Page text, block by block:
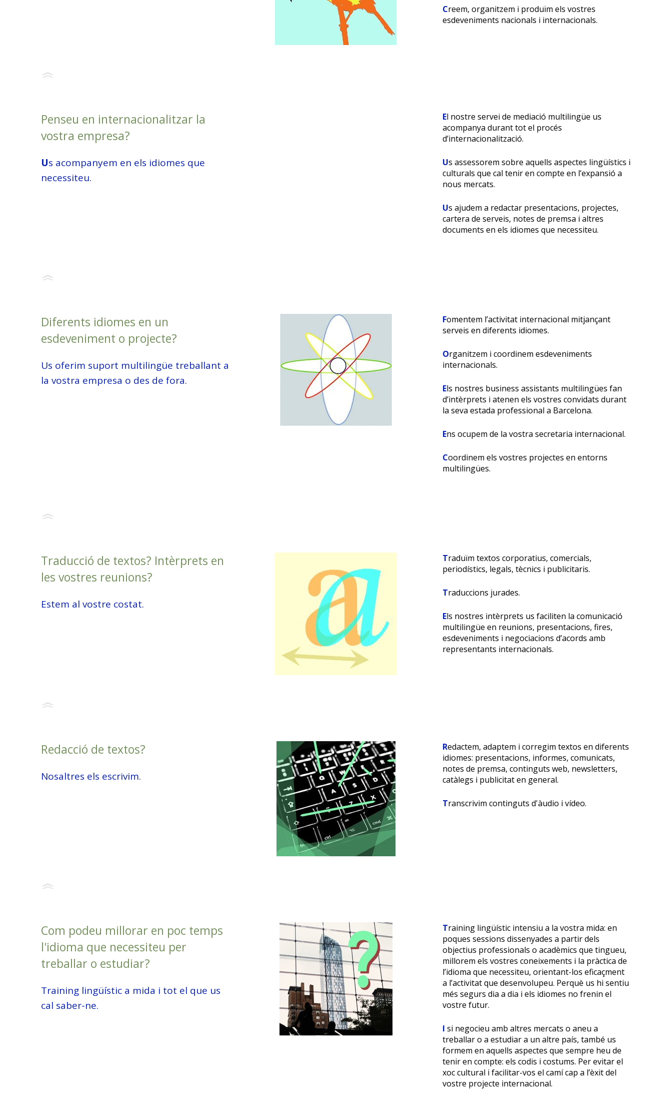
Creem, organitzem i produïm els vostres
esdeveniments nacionals i internacionals.
Penseu en internacionalitzar la
vostra empresa?
Us acompanyem en els idiomes que
necessiteu.
El nostre servei de mediació multilingüe us
acompanya durant tot el procés
d’internacionalització.
Us assessorem sobre aquells aspectes lingüístics i
culturals que cal tenir en compte en l’expansió a
nous mercats.
Us ajudem a redactar presentacions, projectes,
cartera de serveis, notes de premsa i altres
documents en els idiomes que necessiteu.
Diferents idiomes en un
esdeveniment o projecte?
Us oferim suport multilingüe treballant a
la vostra empresa o des de fora.
Fomentem l’activitat internacional mitjançant
serveis en diferents idiomes.
Organitzem i coordinem esdeveniments
internacionals.
Els nostres business assistants multilingües fan
d’intèrprets i atenen els vostres convidats durant
la seva estada professional a Barcelona.
Ens ocupem de la vostra secretaria internacional.
Coordinem els vostres projectes en entorns
multilingües.
Traducció de textos? Intèrprets en
les vostres reunions?
Estem al vostre costat.
Traduïm textos corporatius, comercials,
periodístics, legals, tècnics i publicitaris.
Traduccions jurades.
Els nostres intèrprets us faciliten la comunicació
multilingüe en reunions, presentacions, fires,
esdeveniments i negociacions d’acords amb
representants internacionals.
Redacció de textos?
Nosaltres els escrivim.
Redactem, adaptem i corregim textos en diferents
idiomes: presentacions, informes, comunicats,
notes de premsa, continguts web, newsletters,
catàlegs i publicitat en general.
Transcrivim continguts d'àudio i vídeo.
Com podeu millorar en poc temps
l'idioma que necessiteu per
treballar o estudiar?
Training lingüístic a mida i tot el que us
cal saber-ne.
Training lingüístic intensiu a la vostra mida: en
poques sessions dissenyades a partir dels
objectius professionals o acadèmics que tingueu,
millorem els vostres coneixements i la pràctica de
l’idioma que necessiteu, orientant-los eficaçment
a l’activitat que desenvolupeu. Perquè us hi sentiu
més segurs dia a dia i els idiomes no frenin el
vostre futur.
I si negocieu amb altres mercats o aneu a
treballar o a estudiar a un altre país, també us
formem en aquells aspectes que sempre heu de
tenir en compte: els codis i costums. Per evitar el
xoc cultural i facilitar-vos el camí cap a l’èxit del
vostre projecte internacional.